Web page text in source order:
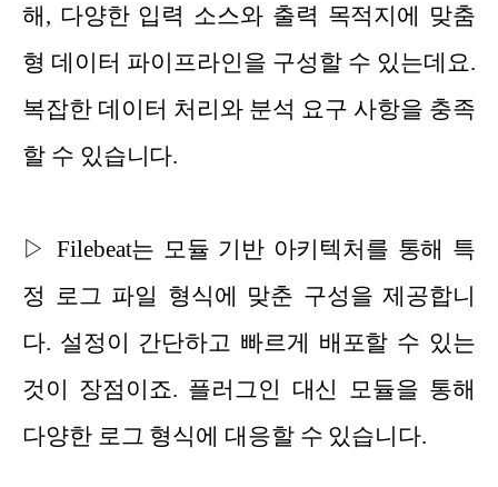
해, 다양한 입력 소스와 출력 목적지에 맞춤
형 데이터 파이프라인을 구성할 수 있는데요.
복잡한 데이터 처리와 분석 요구 사항을 충족
할 수 있습니다.
▷ Filebeat는 모듈 기반 아키텍처를 통해 특
정 로그 파일 형식에 맞춘 구성을 제공합니
다. 설정이 간단하고 빠르게 배포할 수 있는
것이 장점이죠. 플러그인 대신 모듈을 통해
다양한 로그 형식에 대응할 수 있습니다.